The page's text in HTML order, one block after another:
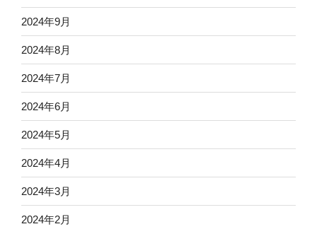
2024年9月
2024年8月
2024年7月
2024年6月
2024年5月
2024年4月
2024年3月
2024年2月